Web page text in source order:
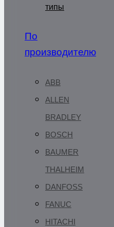
типы
По
производителю
ABB
ALLEN
BRADLEY
BOSCH
BAUMER
THALHEIM
DANFOSS
FANUC
HITACHI